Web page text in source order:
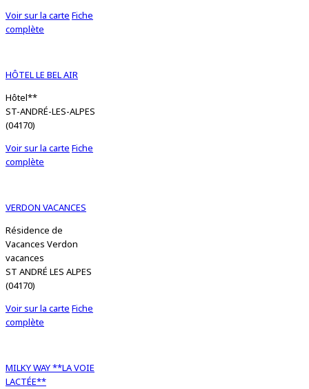
Voir sur la carte Fiche
complète
HÔTEL LE BEL AIR
Hôtel**
ST-ANDRÉ-LES-ALPES
(04170)
Voir sur la carte Fiche
complète
VERDON VACANCES
Résidence de
Vacances Verdon
vacances
ST ANDRÉ LES ALPES
(04170)
Voir sur la carte Fiche
complète
MILKY WAY **LA VOIE
LACTÉE**